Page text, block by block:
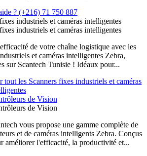
? (+216) 71 750 887
industriels et caméras intelligentes
industriels et caméras intelligentes
de votre chaîne logistique avec les
et caméras intelligentes Zebra,
sur Scantech Tunisie ! Idéaux pour...
tout les Scanners fixes industriels et caméras
de Vision
de Vision
vous propose une gamme complète de
et de caméras intelligents Zebra. Conçus
améliorer l'efficacité, la productivité et...